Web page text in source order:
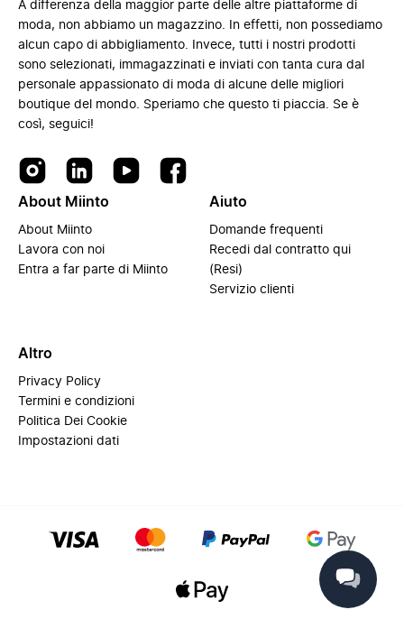
A differenza della maggior parte delle altre piattaforme di
moda, non abbiamo un magazzino. In effetti, non possediamo
alcun capo di abbigliamento. Invece, tutti i nostri prodotti
sono selezionati, immagazzinati e inviati con tanta cura dal
personale appassionato di moda di alcune delle migliori
boutique del mondo. Speriamo che questo ti piaccia. Se è
così, seguici!
About Miinto
About Miinto
Lavora con noi
Entra a far parte di Miinto
Aiuto
Domande frequenti
Recedi dal contratto qui
(Resi)
Servizio clienti
Altro
Privacy Policy
Termini e condizioni
Politica Dei Cookie
Impostazioni dati